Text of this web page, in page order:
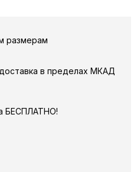
размерам
в пределах МКАД
БЕСПЛАТНО!